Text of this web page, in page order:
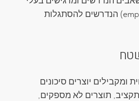
העצמה (empowered) הנדרשים להסתגלות
ומקבילים יוצרים סיכונים
תקציב, תוצרים לא מספקים,